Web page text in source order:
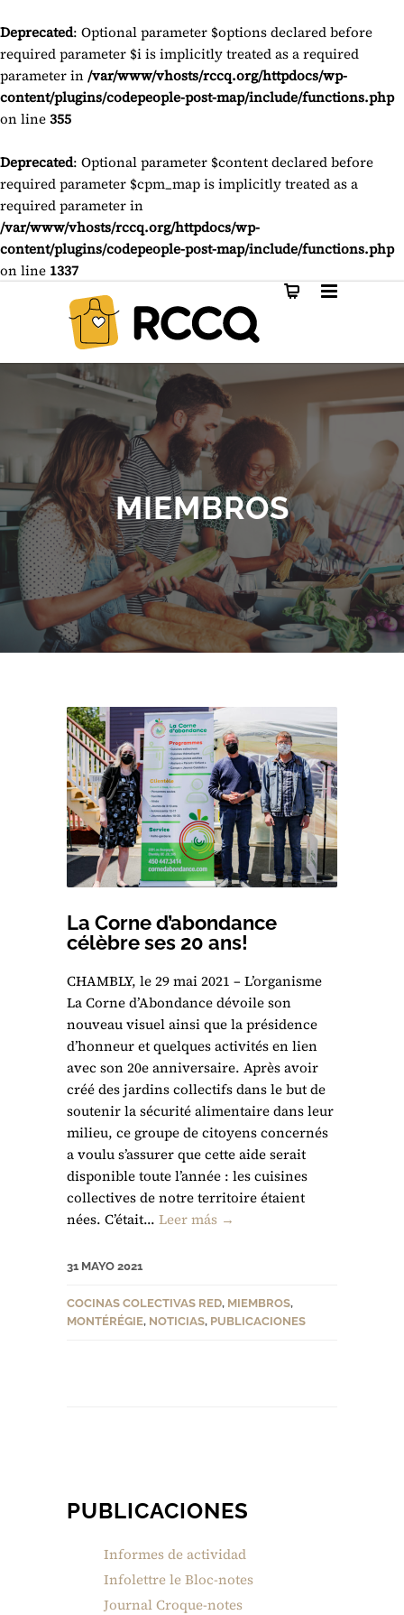
Deprecated: Optional parameter $options declared before
required parameter $i is implicitly treated as a required
parameter in/var/www/vhosts/rccq.org/httpdocs/wp-
content/plugins/codepeople-post-map/include/functions.php
on line355
Deprecated: Optional parameter $content declared before
required parameter $cpm_map is implicitly treated as a
required parameter in
/var/www/vhosts/rccq.org/httpdocs/wp-
content/plugins/codepeople-post-map/include/functions.php
on line 1337
MIEMBROS
La Corne d’abondance
célèbre ses 20 ans!
CHAMBLY, le 29 mai 2021 – L’organisme
La Corne d’Abondance dévoile son
nouveau visuel ainsi que la présidence
d’honneur et quelques activités en lien
avec son 20e anniversaire. Après avoir
créé des jardins collectifs dans le but de
soutenir la sécurité alimentaire dans leur
milieu, ce groupe de citoyens concernés
a voulu s’assurer que cette aide serait
disponible toute l’année : les cuisines
collectives de notre territoire étaient
nées. C’était... Leer más →
31 MAYO 2021
COCINAS COLECTIVAS RED, MIEMBROS,
MONTÉRÉGIE, NOTICIAS, PUBLICACIONES
PUBLICACIONES
Informes de actividad
Infolettre le Bloc-notes
Journal Croque-notes